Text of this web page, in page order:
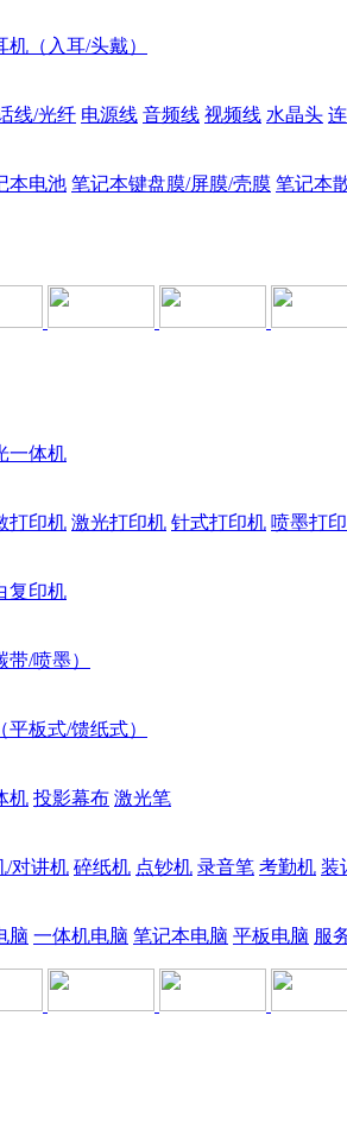
机（入耳/头戴）
线/光纤 电源线 音频线 视频线 水晶头
本电池 笔记本键盘膜/屏膜/壳膜 笔记本
一体机
打印机 激光打印机 针式打印机 喷墨打
复印机
/喷墨）
平板式/馈纸式）
机 投影幕布 激光笔
/对讲机 碎纸机 点钞机 录音笔 考勤机 装
脑 一体机电脑 笔记本电脑 平板电脑 服